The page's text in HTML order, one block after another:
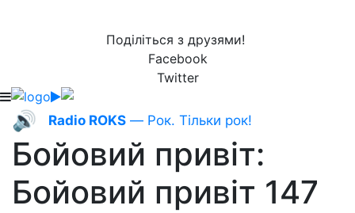
Поділіться з друзями!
Facebook
Twitter
🔊 Radio ROKS — Рок. Тільки рок!
Бойовий привіт:
Бойовий привіт 147